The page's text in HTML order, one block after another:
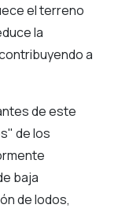
el terreno
la
a
de este
de los
baja
de lodos,